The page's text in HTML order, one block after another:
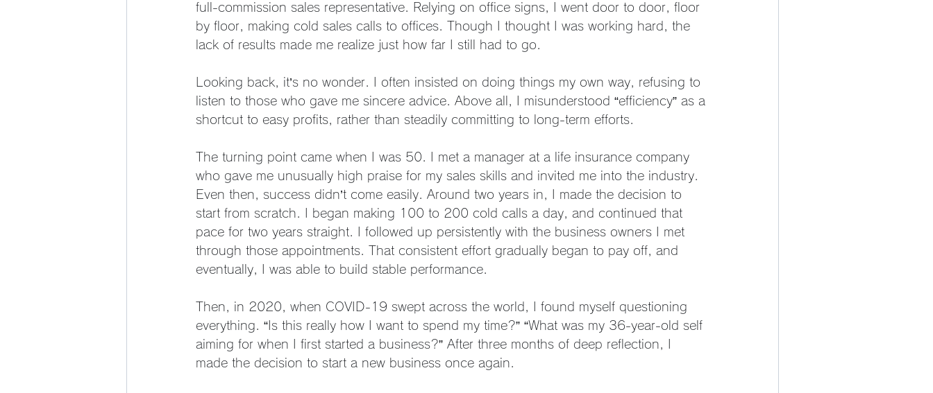
full-commission sales representative. Relying on office signs, I went door to door, floor
by floor, making cold sales calls to offices. Though I thought I was working hard, the
lack of results made me realize just how far I still had to go.
Looking back, it’s no wonder. I often insisted on doing things my own way, refusing to
listen to those who gave me sincere advice. Above all, I misunderstood “efficiency” as a
shortcut to easy profits, rather than steadily committing to long-term efforts.
The turning point came when I was 50. I met a manager at a life insurance company
who gave me unusually high praise for my sales skills and invited me into the industry.
Even then, success didn’t come easily. Around two years in, I made the decision to
start from scratch. I began making 100 to 200 cold calls a day, and continued that
pace for two years straight. I followed up persistently with the business owners I met
through those appointments. That consistent effort gradually began to pay off, and
eventually, I was able to build stable performance.
Then, in 2020, when COVID-19 swept across the world, I found myself questioning
everything. “Is this really how I want to spend my time?” “What was my 36-year-old self
aiming for when I first started a business?” After three months of deep reflection, I
made the decision to start a new business once again.